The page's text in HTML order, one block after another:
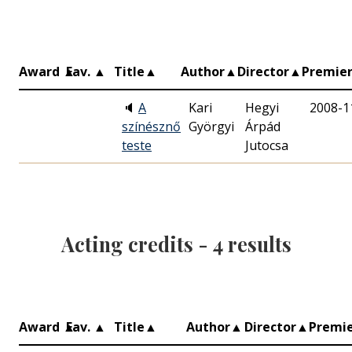
Award ▲
Fav. ▲ Title▲ Author▲Director▲
🔈 A
színésznő
teste
Kari
Györgyi
Hegyi
Árpád
Jutocsa
2008-
Acting credits - 4results
Award ▲
Fav. ▲ Title▲ Author▲ Director▲